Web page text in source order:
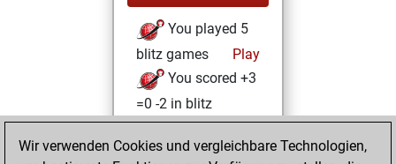
You played 5
blitz games
Play
You scored +3
=0 -2 in blitz
Donnerstag,
Januar 21, 2021
Wir verwenden Cookies und vergleichbare Technologien,